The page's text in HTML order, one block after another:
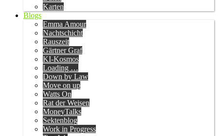
Karten
Blogs
Emma Amour
Nachtschicht
Rauszeit
Gärtner Graf
KI-Kosmos
Loading …
Down by Law
Move on up
Watts On
Rat der Weisen
MoneyTalks
Sektenblog
Work in Progress